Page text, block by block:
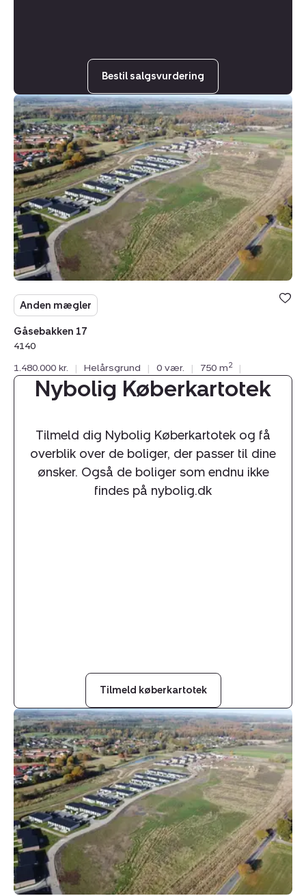
Bestil salgsvurdering
Helårsgrund:
Gåsebakken
17,
4140
Anden mægler
Gåsebakken 17
4140
1.480.000 kr.
| Helårsgrund | 0 vær. | 750 m2 |
Nybolig Køberkartotek
Tilmeld dig Nybolig Køberkartotek og få
overblik over de boliger, der passer til dine
ønsker. Også de boliger som endnu ikke
findes på nybolig.dk
Tilmeld køberkartotek
Helårsgrund:
Gåsebakken
8,
4140
Borup